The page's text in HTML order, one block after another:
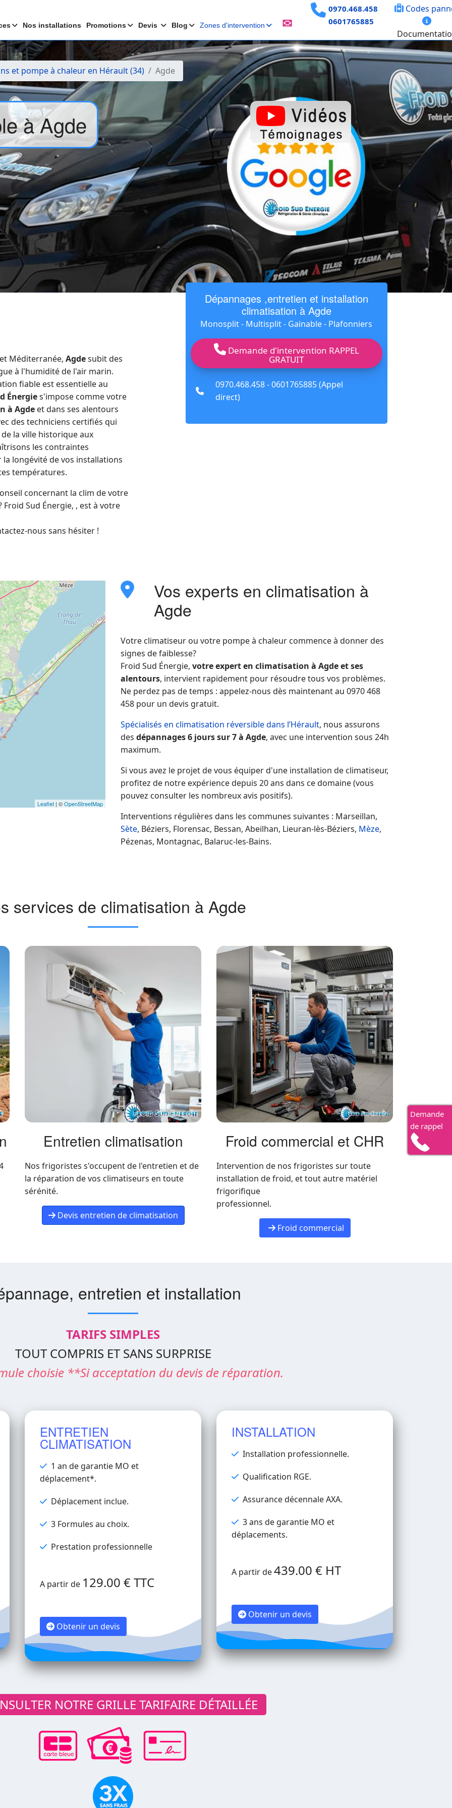
Nos installations Promotions Devis Blog Zones d'intervention ✉
0970.468.458
0601765885
Codes
et pompe à chaleur en Hérault (34) Agde
à Agde
Méditerranée,Agdesubit des
à l'humidité de l'air marin.
fiable est essentielle au
Énergies'impose comme votre
à Agde et dans ses alentours
des techniciens certifiés qui
la ville historique aux
les contraintes
longévité de vos installations
températures.
concernant la clim de votre
Sud Énergie, , est à votre
nous sans hésiter !
Dépannages ,entretien et installation
climatisation à Agde
Monosplit - Multisplit - Gainable - Plafonniers
Demande d'intervention RAPPEL
GRATUIT
fas
0970.468.458 - 0601765885 (Appel
direct)
Leaflet | ©OpenStreetMap
fas
location-
Vos experts en climatisation à
Agde
Votre climatiseur ou votre pompe à chaleur commence à donner des
signes de faiblesse?
Froid Sud Énergie, votre expert en climatisation à Agde et ses
alentours, intervient rapidement pour résoudre tous vos problèmes.
Ne perdez pas de temps : appelez-nous dès maintenant au 0970 468
458 pour un devis gratuit.
Spécialisés en climatisation réversible dans l’Hérault, nous assurons
des dépannages 6 jours sur 7 à Agde, avec une intervention sous 24h
maximum.
Si vous avez le projet de vous équiper d'une installation de climatiseur,
profitez de notre expérience depuis 20 ans dans ce domaine (vous
pouvez consulter les nombreux avis positifs).
Interventions régulières dans les communes suivantes : Marseillan,
Sète, Béziers, Florensac, Bessan, Abeilhan, Lieuran-lès-Béziers, Mèze,
Pézenas, Montagnac, Balaruc-les-Bains.
services de climatisation à Agde
Entretien climatisation
Nos frigoristes s'occupent de l'entretien et de
la réparation de vos climatiseurs en toute
sérénité.
Devis entretien de climatisation
Froid commercial et CHR
Intervention de nos frigoristes sur toute
installation de froid, et tout autre matériel
frigorifique
professionnel.
Froid commercial
entretien et installation
TARIFS SIMPLES
TOUT COMPRIS ET SANS SURPRISE
choisie **Si acceptation du devis de réparation.
ENTRETIEN
CLIMATISATION
1 an de garantie MO et
déplacement*.
Déplacement inclue.
3 Formules au choix.
Prestation professionnelle
A partir de 129.00 € TTC
Obtenir un devis
INSTALLATION
Installation professionnelle.
Qualification RGE.
Assurance décennale AXA.
3 ans de garantie MO et
déplacements.
A partir de439.00 € HT
Obtenir un devis
NOTRE GRILLE TARIFAIRE DÉTAILLÉE
Demande
de rappel